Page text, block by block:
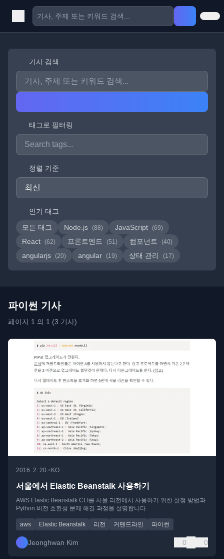
기사 검색
태그로 필터링
정렬 기준
인기 태그
모든 태그
Node.js (88) JavaScript (69)
React (62) 프론트엔드 (51) 컴포넌트 (40)
angularjs (20) angular (19) 상태 관리 (17)
파이썬 기사
페이지 1 의 1 (3 기사)
2016. 2. 20.• KO
서울에서 Elastic Beanstalk 사용하기
AWS Elastic Beanstalk CLI를 서울 리전에서 사용하기 위한 설정 방법과
Python 버전 호환성 문제 해결 과정을 설명합니다.
aws Elastic Beanstalk 리전 커맨드라인 파이썬
Jeonghwan Kim 0 0